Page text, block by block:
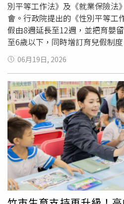
方面則反映少子女化趨勢，導致
口結構改變，政府除了要好好照
量，協助年輕家庭減輕負擔，讓
養。談及推動社會福利政策。賴
各地都設有長照據點，靜思堂也
卸任時，全臺長照據點僅720處
他上任2年的持續推動，目前全
處，長照服務人員也超過10萬人
身體，也透過學習、運動、遊戲
康促進的重要一環。此外，政府
千1百億元，將持續提供服務予
德表示，政府鼓勵生育，推動「
由家長自己帶的孩童，政府每月
元、第二胎6,000元、第三胎
育，政府補助第一胎每個月
胎9,000元；送托準公共服務的
胎1萬3,000元、第二胎1萬4,000
別平等工作法》及《就業保險法
會。行政院提出的《性別平等工
假由8週延長至12週，並把育嬰
至6歲以下，同時增訂育兒假制
《就業保險法》修正草案則規劃
留職停薪津貼，可再額外請領3
林月琴表示，朝野對支持家庭育
透過法制完善，讓勞工不必在工
兼顧企業運作及財政永續。
06月19日, 2026